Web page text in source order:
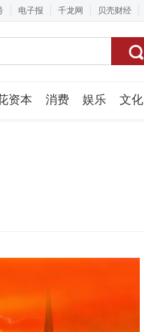
电子报 千龙网 贝壳财经
资本 消费 娱乐 文化